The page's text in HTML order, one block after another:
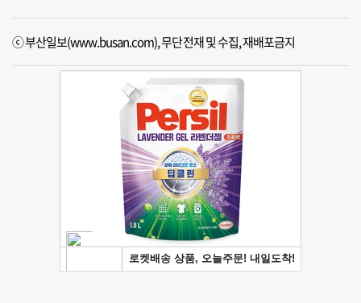
ⓒ 부산일보(www.busan.com), 무단전재 및 수집, 재배포금지